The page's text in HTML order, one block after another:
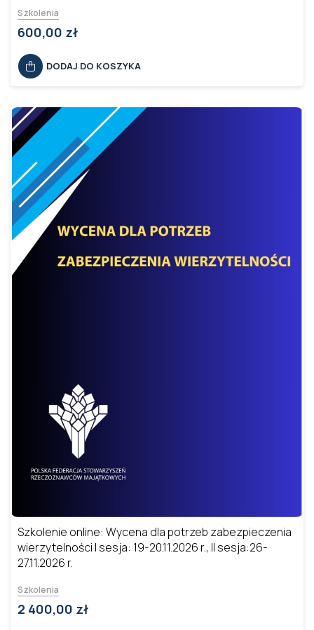
Szkolenia
600,00 zł
DODAJ DO KOSZYKA
Szkolenie online: Wycena dla potrzeb zabezpieczenia
wierzytelności I sesja: 19-20.11.2026 r., II sesja:26-
27.11.2026 r.
Szkolenia
2 400,00 zł